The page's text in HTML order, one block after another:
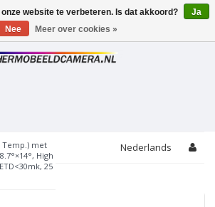
Temp.) met
High
25
Nederlands
website te verbeteren. Is dat akkoord?
Ja
Nee
Meer over cookies »